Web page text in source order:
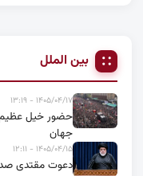
بین الملل
۱۴۰۵/۰۴/۱۷ - ۱۳:۱۹
حضور خیل عظیم
جهان
۱۴۰۵/۰۴/۱۵ - ۱۲:۱۱
دعوت مقتدی صدر